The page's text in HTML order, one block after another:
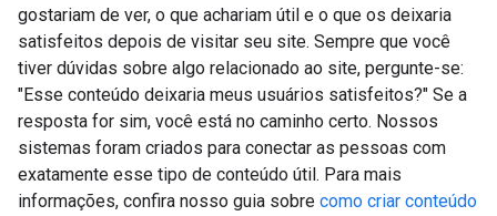
gostariam de ver, o que achariam útil e o que os deixaria
satisfeitos depois de visitar seu site. Sempre que você
tiver dúvidas sobre algo relacionado ao site, pergunte-se:
"Esse conteúdo deixaria meus usuários satisfeitos?" Se a
resposta for sim, você está no caminho certo. Nossos
sistemas foram criados para conectar as pessoas com
exatamente esse tipo de conteúdo útil. Para mais
informações, confira nosso guia sobre como criar conteúdo